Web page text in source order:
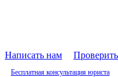
Написать нам
Бесплатная консультация юриста